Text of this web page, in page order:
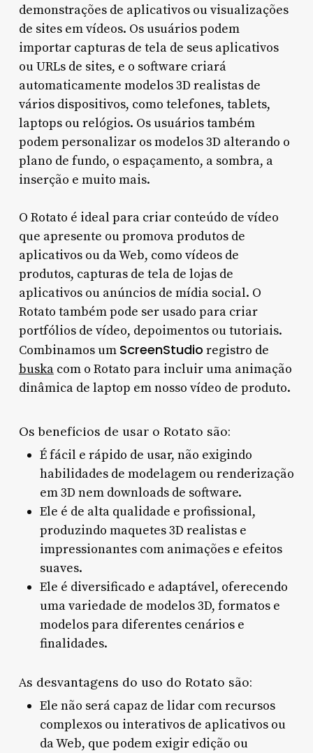
demonstrações de aplicativos ou visualizações
de sites em vídeos. Os usuários podem
importar capturas de tela de seus aplicativos
ou URLs de sites, e o software criará
automaticamente modelos 3D realistas de
vários dispositivos, como telefones, tablets,
laptops ou relógios. Os usuários também
podem personalizar os modelos 3D alterando o
plano de fundo, o espaçamento, a sombra, a
inserção e muito mais.
O Rotato é ideal para criar conteúdo de vídeo
que apresente ou promova produtos de
aplicativos ou da Web, como vídeos de
produtos, capturas de tela de lojas de
aplicativos ou anúncios de mídia social. O
Rotato também pode ser usado para criar
portfólios de vídeo, depoimentos ou tutoriais.
Combinamos um ScreenStudio registro de
buskacom o Rotato para incluir uma animação
dinâmica de laptop em nosso vídeo de produto.
Os benefícios de usar o Rotato são:
É fácil e rápido de usar, não exigindo
habilidades de modelagem ou renderização
em 3D nem downloads de software.
Ele é de alta qualidade e profissional,
produzindo maquetes 3D realistas e
impressionantes com animações e efeitos
suaves.
Ele é diversificado e adaptável, oferecendo
uma variedade de modelos 3D, formatos e
modelos para diferentes cenários e
finalidades.
As desvantagens do uso do Rotato são:
Ele não será capaz de lidar com recursos
complexos ou interativos de aplicativos ou
da Web, que podem exigir edição ou